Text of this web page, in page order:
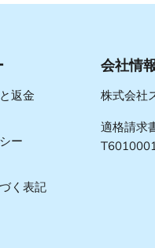
返金
ー
く表記
会社情
株式会社
適格請求